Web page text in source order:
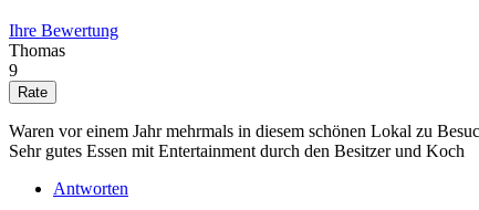
Ihre Bewertung
Thomas
9
Waren vor einem Jahr mehrmals in diesem schönen Lokal zu
Sehr gutes Essen mit Entertainment durch den Besitzer und Koch
Antworten